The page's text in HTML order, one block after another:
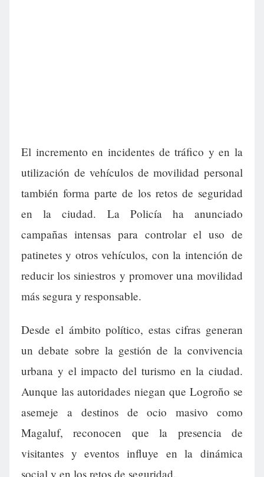
El incremento en incidentes de tráfico y en la
utilización de vehículos de movilidad personal
también forma parte de los retos de seguridad
en la ciudad. La Policía ha anunciado
campañas intensas para controlar el uso de
patinetes y otros vehículos, con la intención de
reducir los siniestros y promover una movilidad
más segura y responsable.
Desde el ámbito político, estas cifras generan
un debate sobre la gestión de la convivencia
urbana y el impacto del turismo en la ciudad.
Aunque las autoridades niegan que Logroño se
asemeje a destinos de ocio masivo como
Magaluf, reconocen que la presencia de
visitantes y eventos influye en la dinámica
social y en los retos de seguridad.